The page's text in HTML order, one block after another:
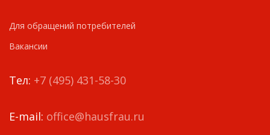
Для обращений потребителей
Вакансии
Тел: +7 (495) 431-58-30
E-mail: office@hausfrau.ru